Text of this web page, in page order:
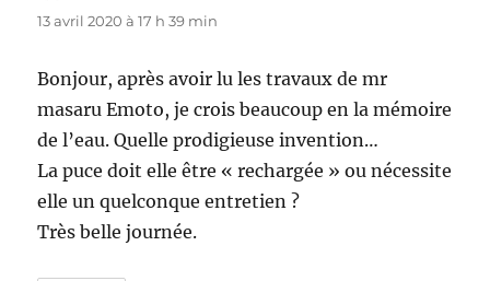
13 avril 2020 à 17 h 39 min
Bonjour, après avoir lu les travaux de mr
masaru Emoto, je crois beaucoup en la mémoire
de l’eau. Quelle prodigieuse invention…
La puce doit elle être « rechargée » ou nécessite
elle un quelconque entretien ?
Très belle journée.